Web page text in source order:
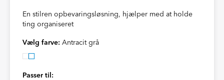
En stilren opbevaringsløsning, hjælper med at holde
ting organiseret
Vælg farve: Antracit grå
Passer til: